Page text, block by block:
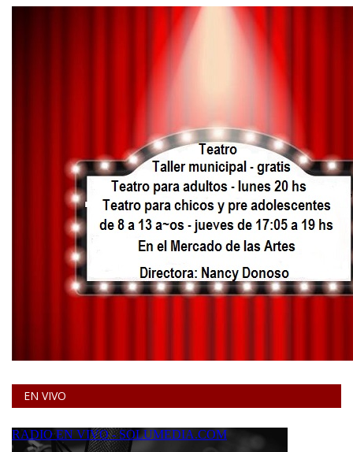
EN VIVO